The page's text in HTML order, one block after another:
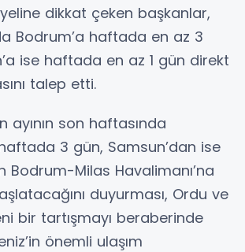
dikkat çeken başkanlar,
Bodrum’a haftada en az 3
ise haftada en az 1 gün direkt
talep etti.
ayının son haftasında
3 gün, Samsun’dan ise
Milas Havalimanı’na
duyurması, Ordu ve
bir tartışmayı beraberinde
önemli ulaşım